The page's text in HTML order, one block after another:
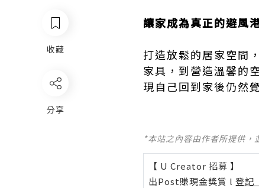
收藏
分享
讓家成為真正的避風
打造放鬆的居家空間
家具，到營造溫馨的
現自己回到家後仍然
*本站之內容由作者所提供
【 U Creator 招募 】
出Post賺現金獎賞 l 登記